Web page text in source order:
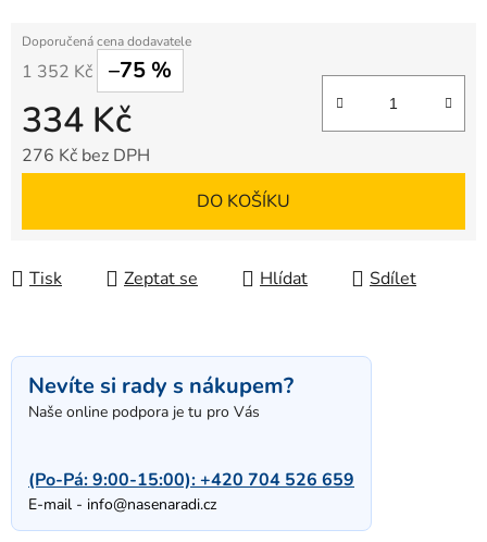
1 352 Kč –75 %
334 Kč
276 Kč bez DPH
DO KOŠÍKU
Tisk Zeptat se Hlídat Sdílet
Nevíte si rady s nákupem?
Naše online podpora je tu pro Vás
(Po-Pá: 9:00-15:00):+420 704 526 659
E-mail - info@nasenaradi.cz